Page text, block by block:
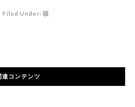
Filed Under: 咳
コンテンツ